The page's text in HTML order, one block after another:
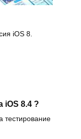
iOS 8.
iOS 8.4 ?
тестирование